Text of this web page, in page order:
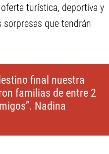
turística, deportiva y
sorpresas que tendrán
final nuestra
familias de entre 2
Nadina